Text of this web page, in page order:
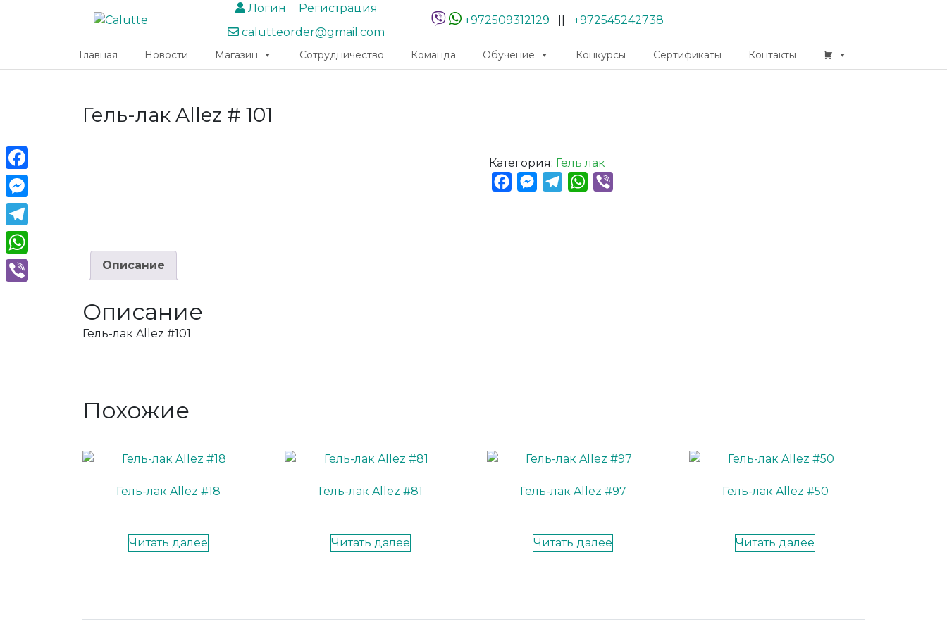
Логин
Регистрация
calutteorder@gmail.com
+972509312129 +972545242738
Главная Новости Магазин Сотрудничество Команда Обучение Конкурсы Сертификаты Контакты
Гель-лак Allez # 101
Категория: Гель лак
FacebookMessenger
TelegramWhatsApp
Описание
Описание
Гель-лак Allez #101
Похожие
Гель-лак Allez #18
Читать далее
Гель-лак Allez #81
Читать далее
Гель-лак Allez #97
Читать далее
Гель-лак Allez #50
Читать далее
Facebook
Messenger
Telegram
WhatsApp